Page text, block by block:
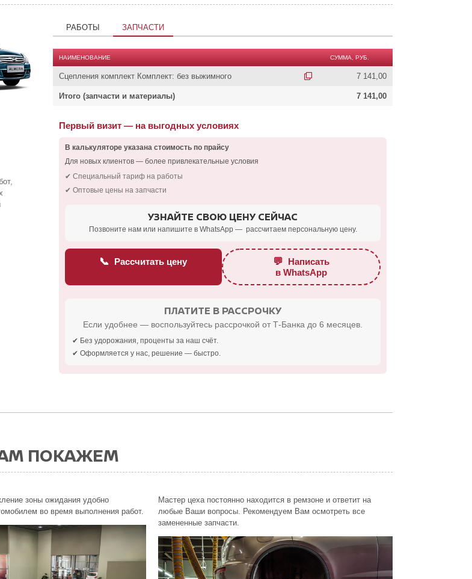
РАБОТЫ ЗАПЧАСТИ
НАИМЕНОВАНИЕ СУММА, РУБ.
Сцепления комплект Комплект: без выжимного 7 141,00
Итого (запчасти и материалы) 7 141,00
Первый визит — на выгодных условиях
В калькуляторе указана стоимость по прайсу
Для новых клиентов — более привлекательные условия
✔ Специальный тариф на работы
✔ Оптовые цены на запчасти
УЗНАЙТЕ СВОЮ ЦЕНУ СЕЙЧАС
Позвоните нам или напишите в WhatsApp — рассчитаем персональную цену.
📞 Рассчитать цену 💬 Написать
в WhatsApp
ПЛАТИТЕ В РАССРОЧКУ
Если удобнее — воспользуйтесь рассрочкой от Т-Банка до 6 месяцев.
✔ Без удорожания, проценты за наш счёт.
✔ Оформляется у нас, решение — быстро.
ПОКАЖЕМ
зоны ожидания удобно
во время выполнения работ.
Мастер цеха постоянно находится в ремзоне и ответит на
любые Ваши вопросы. Рекомендуем Вам осмотреть все
замененные запчасти.